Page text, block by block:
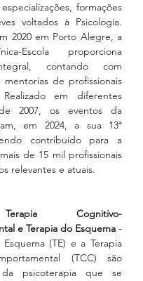
formações
voltados à Psicologia.
2020 em Porto Alegre, a
Escola proporciona
contando com
mentorias de profissionais
em diferentes
2007, os eventos da
em 2024, a sua 13ª
contribuído para a
de 15 mil profissionais
relevantes e atuais.
Cognitivo-
e Terapia do Esquema -
(TE) e a Terapia
(TCC) são
da psicoterapia que se